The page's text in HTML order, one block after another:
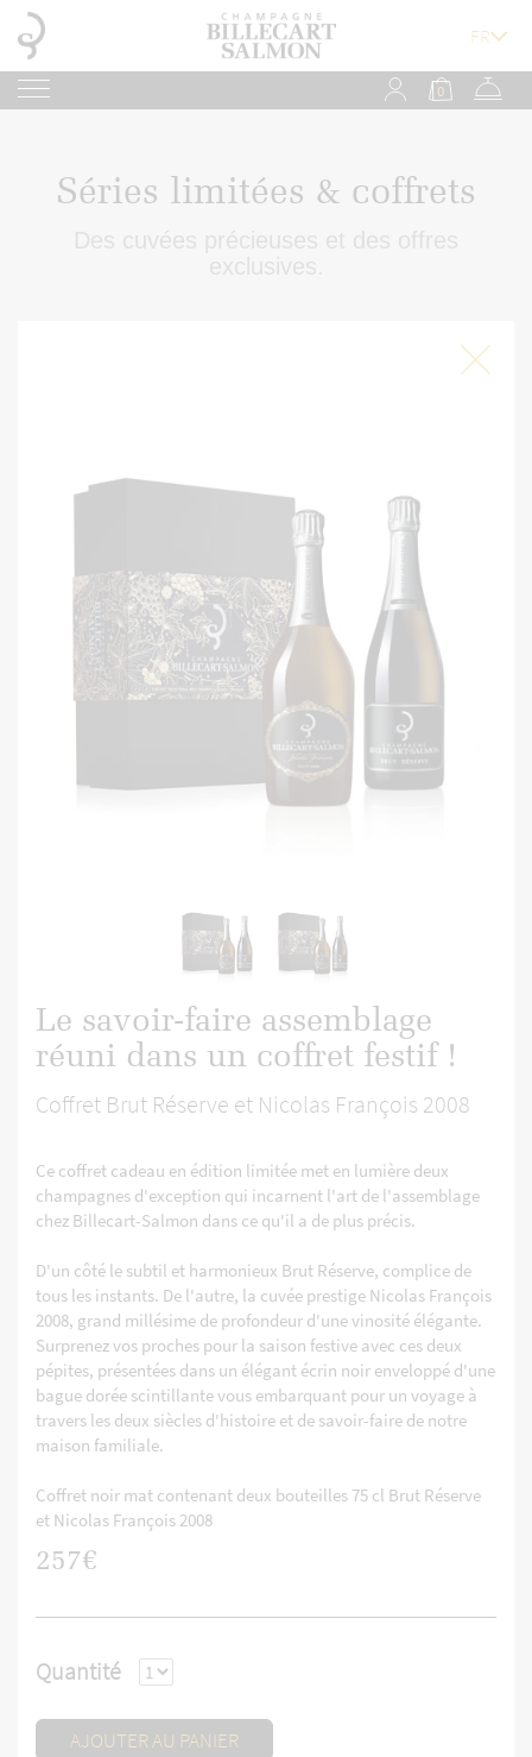
0
Séries limitées & coffrets
Le savoir-faire assemblage
réuni dans un coffret festif !
Coffret Brut Réserve et Nicolas François 2008
Ce coffret cadeau en édition limitée met en lumière deux
champagnes d'exception qui incarnent l'art de l'assemblage
chez Billecart-Salmon dans ce qu'il a de plus précis.
D'un côté le subtil et harmonieux Brut Réserve, complice de
tous les instants. De l'autre, la cuvée prestige Nicolas François
2008, grand millésime de profondeur d'une vinosité élégante.
Surprenez vos proches pour la saison festive avec ces deux
pépites, présentées dans un élégant écrin noir enveloppé d'une
bague dorée scintillante vous embarquant pour un voyage à
travers les deux siècles d'histoire et de savoir-faire de notre
maison familiale.
Coffret noir mat contenant deux bouteilles 75 cl Brut Réserve
et Nicolas François 2008
257€
Quantité
AJOUTER AU PANIER